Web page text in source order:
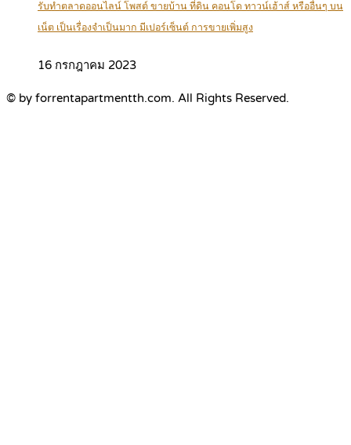
รับทำตลาดออนไลน์ โพสต์ ขายบ้าน ที่ดิน คอนโด ทาวน์เฮ้าส์ หรืออื่นๆ บน
เน็ต เป็นเรื่องจำเป็นมาก มีเปอร์เซ็นต์ การขายเพิ่มสูง
16 กรกฎาคม 2023
© by forrentapartmentth.com. All Rights Reserved.